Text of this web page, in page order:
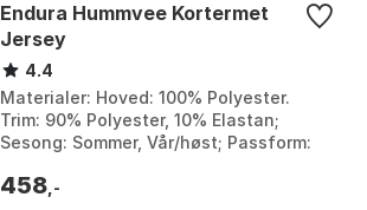
Endura Hummvee Kortermet
Jersey
4.4
Materialer: Hoved: 100% Polyester.
Trim: 90% Polyester, 10% Elastan;
Sesong: Sommer, Vår/høst; Passform:
Farge: Svart. Stør...
458 ,-